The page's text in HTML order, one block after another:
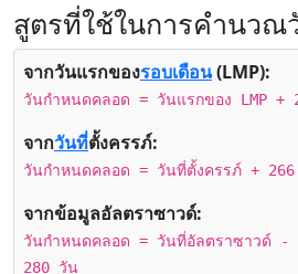
สูตรที่ใช้ในการคำนว
จากวันแรกของรอบเดือน(LMP):
วันกำหนดคลอด = วันแรกของ LMP
จากวันที่ตั้งครรภ์:
วันกำหนดคลอด = วันที่ตั้งครรภ์ +
จากข้อมูลอัลตราซาวด์:
วันกำหนดคลอด = วันที่อัลตราซาวด์
280 วัน